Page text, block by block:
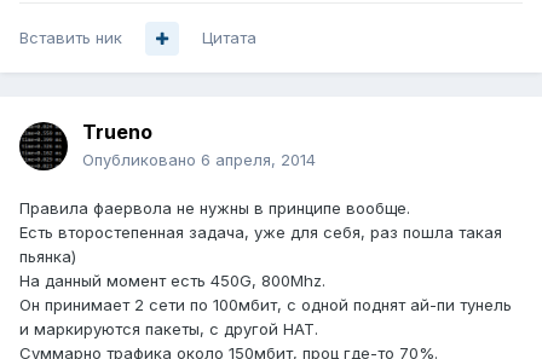
Вставить ник Цитата
Trueno
Опубликовано 6 апреля, 2014
Правила фаервола не нужны в принципе вообще.
Есть второстепенная задача, уже для себя, раз пошла такая
пьянка)
На данный момент есть 450G, 800Mhz.
Он принимает 2 сети по 100мбит, с одной поднят ай-пи тунель
и маркируются пакеты, с другой НАТ.
Суммарно трафика около 150мбит, проц где-то 70%.